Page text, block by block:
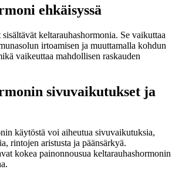
ehkäisyssä
keltarauhashormonia. Se vaikuttaa
irtoamisen ja muuttamalla kohdun
vaikeuttaa mahdollisen raskauden
sivuvaikutukset ja
käytöstä voi aiheutua sivuvaikutuksia,
rintojen aristusta ja päänsärkyä.
kokea painonnousua keltarauhashormonin